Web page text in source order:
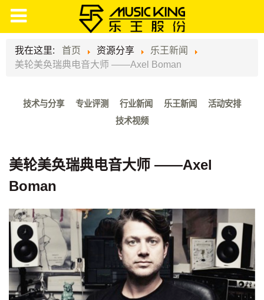
我在这里: 首页 资源分享
乐王新闻
美轮美奂瑞典电音大师 ——Axel Boman
技术与分享 专业评测 行业新闻 乐王新闻
活动安排
技术视频
美轮美奂瑞典电音大师 ——Axel
Boman